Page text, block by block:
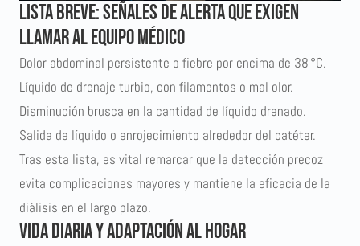
Lista breve: señales de alerta que exigen
llamar al equipo médico
Dolor abdominal persistente o fiebre por encima de 38 °C.
Líquido de drenaje turbio, con filamentos o mal olor.
Disminución brusca en la cantidad de líquido drenado.
Salida de líquido o enrojecimiento alrededor del catéter.
Tras esta lista, es vital remarcar que la detección precoz
evita complicaciones mayores y mantiene la eficacia de la
diálisis en el largo plazo.
Vida diaria y adaptación al hogar